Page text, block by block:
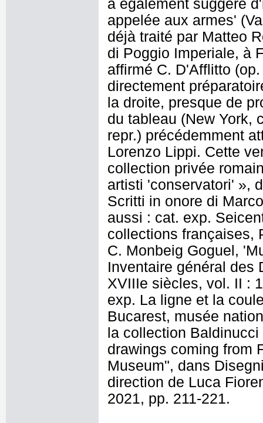
a également suggéré
appelée aux armes'
déjà traité par Matteo
di Poggio Imperiale, à
affirmé C. D'Afflitto
directement
la droite, presque de
du tableau (New York,
repr.) précédemment
Lorenzo Lippi. Cette
collection privée
artisti 'conservatori' »,
Scritti in onore di
aussi : cat. exp.
collections françaises,
C. Monbeig Goguel,
Inventaire général des
XVIIIe siècles, vol. II :
exp. La ligne et la
Bucarest, musée
la collection
drawings coming from
Museum", dans
direction de Luca
2021, pp. 211-221.